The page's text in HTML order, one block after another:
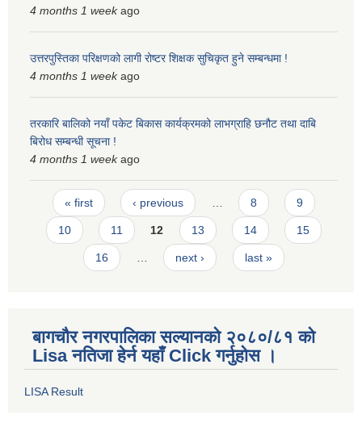
4 months 1 weekago
उत्तरपुस्तिका परिक्षणको लागी रोष्टर शिक्षक सुचिकृत हुने सम्बन्धमा !
4 months 1 weekago
तरकारि बालिको नयाँ पकेट बिकास कार्यक्रमको लाभग्राहि छनौट तथा दाबि
बिरोध सम्बन्धी सूचना !
4 months 1 weekago
Pages
« first ‹ previous … 8 9
10 11 12 13 14 15
16 … next › last »
बागचौर नगरपालिका सल्यानको २०८०/८१ को
Lisa नतिजा हेर्न यहाँ Click गर्नुहोस ।
LISA Result